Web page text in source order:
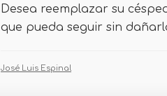
Desea reemplazar su
que pueda seguir sin
José Luis Espinal